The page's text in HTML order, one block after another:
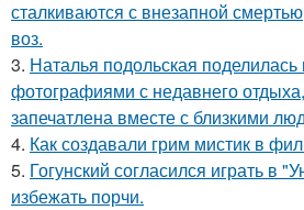
сталкиваются с внезапной
воз.
3. Наталья подольская
фотографиями с недавнего
запечатлена вместе с близкими
4. Как создавали грим мистик в
5. Гогунский согласился играть в
избежать порчи.